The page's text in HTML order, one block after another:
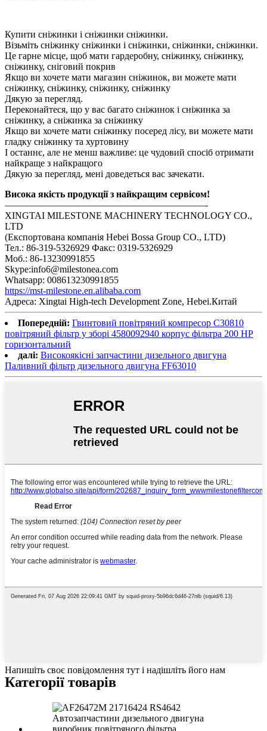
Купити сніжинки і сніжинки сніжинки.
Візьміть сніжинку сніжинки і сніжинки, сніжинки, сніжинки.
Це гарне місце, щоб мати гардеробну, сніжинку, сніжинку,
сніжинку, сніговий покрив
Якщо ви хочете мати магазин сніжинок, ви можете мати
сніжинку, сніжинку, сніжинку, сніжинку
Дякую за перегляд.
Переконайтеся, що у вас багато сніжинок і сніжинка за
сніжинку, а сніжинка за сніжинку
Якщо ви хочете мати сніжинку посеред лісу, ви можете мати
гладку сніжинку та хуртовину
І останнє, але не менш важливе: це чудовий спосіб отримати
найкраще з найкращого
Дякую за перегляд, мені доведеться вас зачекати.
Висока якість продукції з найкращим сервісом!
—————————————————————-
XINGTAI MILESTONE MACHINERY TECHNOLOGY CO.,
LTD
(Експортована компанія Hebei Bossa Group CO., LTD)
Тел.: 86-319-5326929 Факс: 0319-5326929
Моб.: 86-13230991855
Skype:info6@milestonea.com
Whatsapp: 008613230991855
https://mst-milestone.en.alibaba.com
Адреса: Xingtai High-tech Development Zone, Hebei.Китай
Попередній: Гвинтовий повітряний компресор C30810
повітряний фільтр у зборі 4580092940 корпус фільтра 200 HP
горизонтальний
далі: Високоякісні запчастини дизельного двигуна
Паливний фільтр дизельного двигуна FF63010
Напишіть своє повідомлення тут і надішліть його нам
Категорії товарів